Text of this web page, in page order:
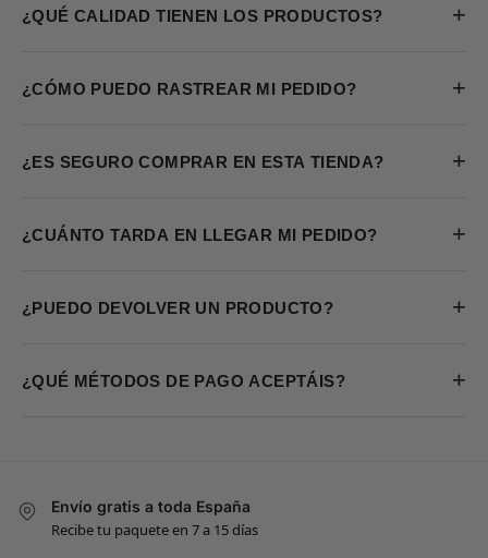
¿QUÉ CALIDAD TIENEN LOS PRODUCTOS? +
¿CÓMO PUEDO RASTREAR MI PEDIDO? +
¿ES SEGURO COMPRAR EN ESTA TIENDA? +
¿CUÁNTO TARDA EN LLEGAR MI PEDIDO? +
¿PUEDO DEVOLVER UN PRODUCTO? +
¿QUÉ MÉTODOS DE PAGO ACEPTÁIS? +
Envío gratis a toda España
Recibe tu paquete en 7 a 15 días